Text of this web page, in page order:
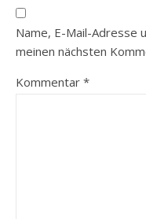
Name, E-Mail-Adresse
meinen nächsten
Kommentar *